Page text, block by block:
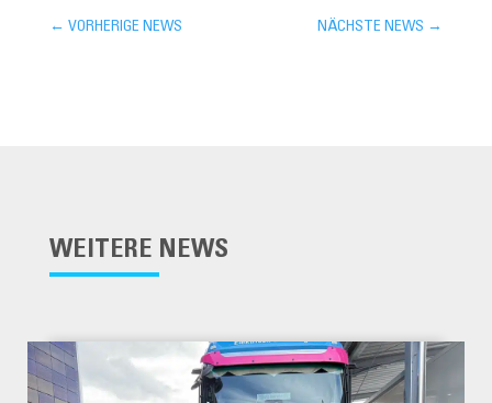
← VORHERIGE NEWS NÄCHSTE NEWS →
WEITERE NEWS